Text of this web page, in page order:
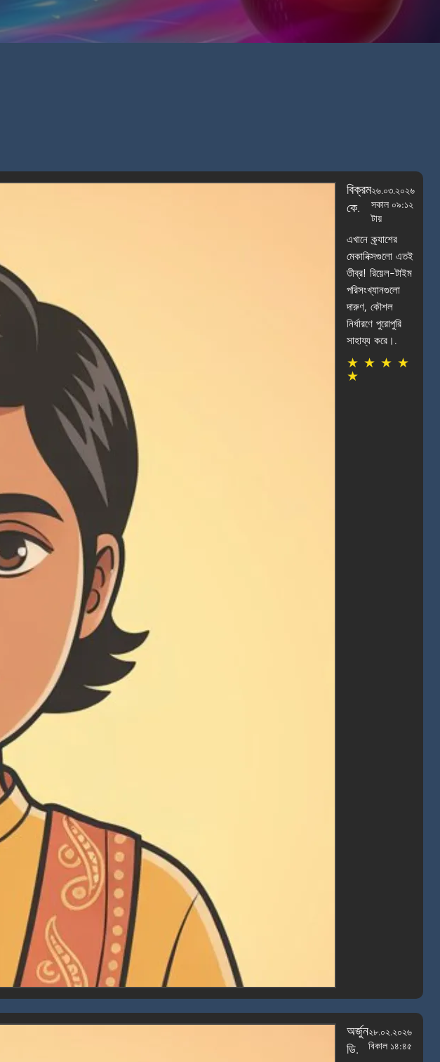
বিক্রম
কে.
২৬.০৩.২০২৬
সকাল ০৯:১২
টায়
এখানে ক্র্যাশের
মেকানিক্সগুলো এতই
তীব্র! রিয়েল-টাইম
পরিসংখ্যানগুলো
দারুণ, কৌশল
নির্ধারণে পুরোপুরি
সাহায্য করে।.
★ ★ ★ ★
★
অর্জুন
ডি.
২৮.০২.২০২৬
বিকাল ১৪:৪৫